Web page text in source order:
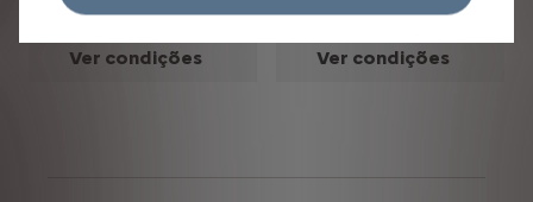
Ver condições Ver condições